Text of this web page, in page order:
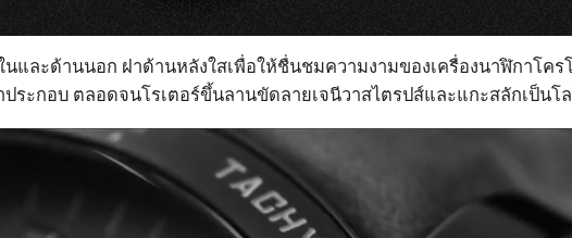
และด้านนอก ฝาด้านหลังใสเพื่อให้ชื่นชมความงามของเครื่องนาฬิกาโค
ระกอบ ตลอดจนโรเตอร์ขึ้นลานขัดลายเจนีวาสไตรปส์และแกะสลักเป็นโ